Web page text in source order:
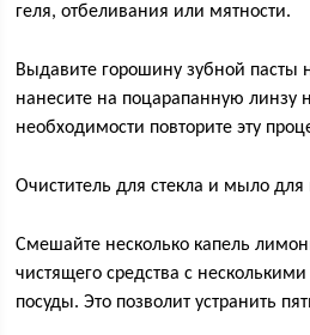
геля, отбеливания или мятности.
Выдавите горошину зубной пасты
нанесите на поцарапанную линзу
необходимости повторите эту
Очиститель для стекла и мыло для
Смешайте несколько капель
чистящего средства с
посуды. Это позволит устранить